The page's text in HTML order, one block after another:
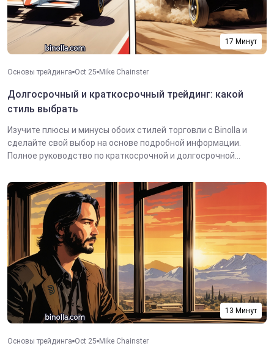
17 Минут
Основы трейдинга Oct 25 Mike Chainster
Долгосрочный и краткосрочный трейдинг: какой
стиль выбрать
Изучите плюсы и минусы обоих стилей торговли с Binolla и
сделайте свой выбор на основе подробной информации.
Полное руководство по краткосрочной и долгосрочной...
13 Минут
Основы трейдинга Oct 25 Mike Chainster